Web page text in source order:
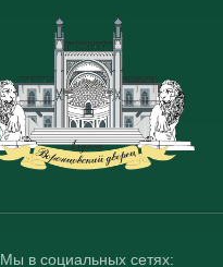
Мы в социальных сетях: